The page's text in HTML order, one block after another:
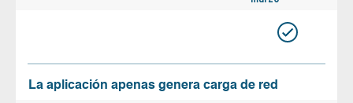
La aplicación apenas genera carga de red